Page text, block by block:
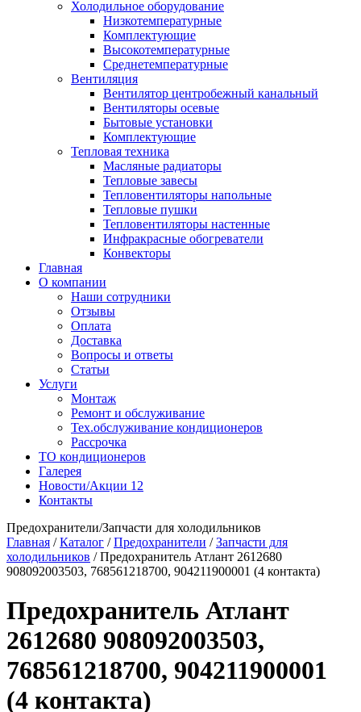
Холодильное оборудование
Низкотемпературные
Комплектующие
Высокотемпературные
Среднетемпературные
Вентиляция
Вентилятор центробежный канальный
Вентиляторы осевые
Бытовые установки
Комплектующие
Тепловая техника
Масляные радиаторы
Тепловые завесы
Тепловентиляторы напольные
Тепловые пушки
Тепловентиляторы настенные
Инфракрасные обогреватели
Конвекторы
Главная
О компании
Наши сотрудники
Отзывы
Оплата
Доставка
Вопросы и ответы
Статьи
Услуги
Монтаж
Ремонт и обслуживание
Тех.обслуживание кондиционеров
Рассрочка
ТО кондиционеров
Галерея
Новости/Акции 12
Контакты
Предохранители/Запчасти для холодильников
Главная /Каталог /Предохранители /Запчасти для
холодильников /Предохранитель Атлант 2612680
908092003503, 768561218700, 904211900001 (4 контакта)
Предохранитель Атлант
2612680 908092003503,
768561218700, 904211900001
(4 контакта)